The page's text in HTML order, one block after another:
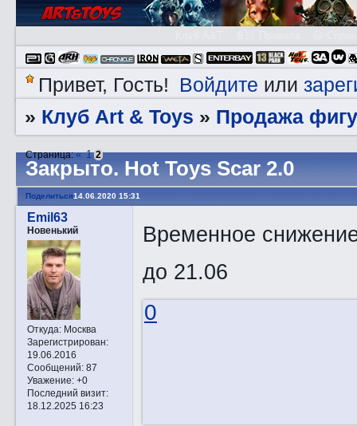
Привет, Гость! Войдите или
» Клуб Art & Toys » Продажа
Закрытo. Hot Toys Scar 2.0
Страница:« 1 2
Поделиться14.06.2020 15:31
Emil63
Новенький
Откуда:Москва
Зарегистрирован:
19.06.2016
Сообщений:87
Уважение: +0
Последний визит:
18.12.2025 16:23
Временное
до 21.06
0